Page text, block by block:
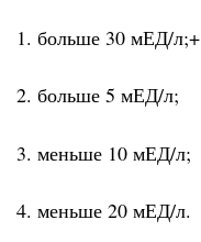
1. больше 30 мЕД/л;+
2. больше 5 мЕД/л;
3. меньше 10 мЕД/л;
4. меньше 20 мЕД/л.